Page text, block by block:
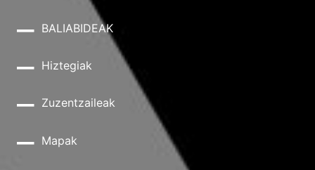
BALIABIDEAK
Hiztegiak
Zuzentzaileak
Mapak